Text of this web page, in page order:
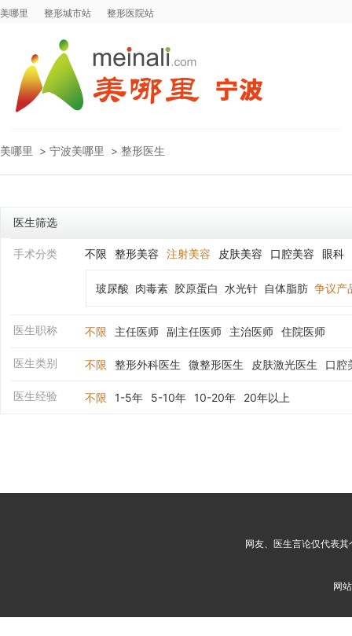
美哪里 整形城市站 整形医院站
美哪里 > 宁波美哪里 > 整形医生
医生筛选
手术分类 不限 整形美容 注射美容 皮肤美容 口腔美容 眼科
玻尿酸 肉毒素 胶原蛋白 水光针 自体脂肪 争议产
医生职称 不限 主任医师 副主任医师 主治医师 住院医师
医生类别 不限 整形外科医生 微整形医生 皮肤激光医生 口腔
医生经验 不限 1-5年 5-10年 10-20年 20年以上
网友、医生言论仅代表
网